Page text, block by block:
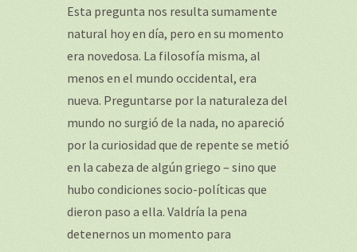
Esta pregunta nos resulta sumamente
natural hoy en día, pero en su momento
era novedosa. La filosofía misma, al
menos en el mundo occidental, era
nueva. Preguntarse por la naturaleza del
mundo no surgió de la nada, no apareció
por la curiosidad que de repente se metió
en la cabeza de algún griego – sino que
hubo condiciones socio-políticas que
dieron paso a ella. Valdría la pena
detenernos un momento para